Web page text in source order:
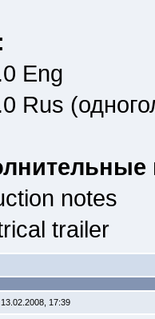
Eng
Rus
notes
trailer
17:39